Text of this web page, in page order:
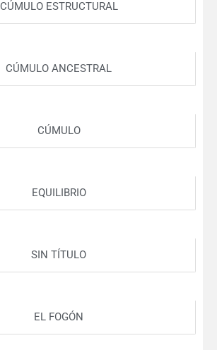
CÚMULO ESTRUCTURAL
CÚMULO ANCESTRAL
CÚMULO
EQUILIBRIO
SIN TÍTULO
EL FOGÓN